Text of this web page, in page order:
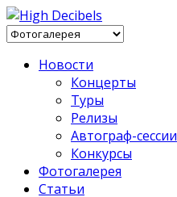
Новости
Концерты
Туры
Релизы
Автограф-сессии
Конкурсы
Фотогалерея
Статьи